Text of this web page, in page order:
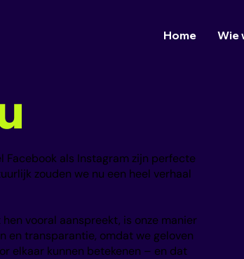
Home Wie
als Instagram zijn perfecte
zouden we nu een heel verhaal
vooral aanspreekt, is onze manier
en transparantie, omdat we geloven
elkaar kunnen betekenen – en dat